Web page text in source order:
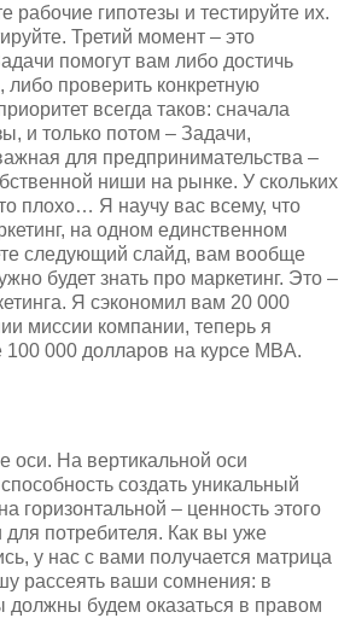
рабочие гипотезы и тестируйте их.
Третий момент – это
помогут вам либо достичь
проверить конкретную
всегда таков: сначала
и только потом – Задачи,
для предпринимательства –
ниши на рынке. У скольких
плохо… Я научу вас всему, что
на одном единственном
следующий слайд, вам вообще
будет знать про маркетинг. Это –
Я сэкономил вам 20 000
миссии компании, теперь я
000 долларов на курсе MBA.
оси. На вертикальной оси
создать уникальный
горизонтальной – ценность этого
для потребителя. Как вы уже
у нас с вами получается матрица
рассеять ваши сомнения: в
должны будем оказаться в правом